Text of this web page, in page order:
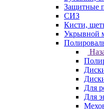
Защитные
СИЗ
Кисти,
Укрывной
Для
Для